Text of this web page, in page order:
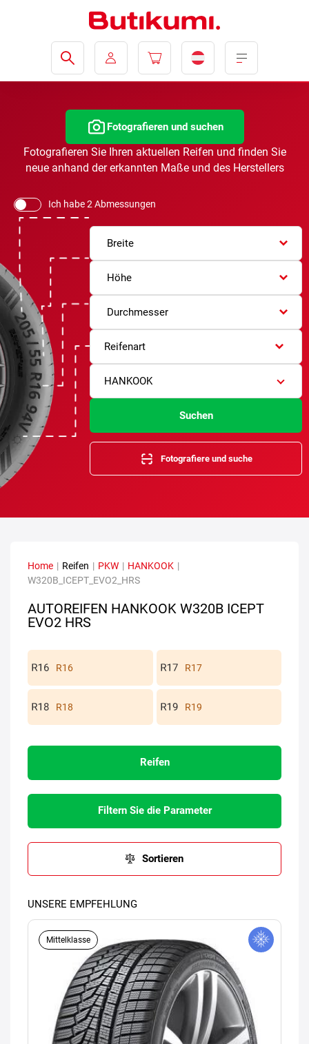
Fotografieren und suchen
Fotografieren Sie Ihren aktuellen Reifen und finden Sie
neue anhand der erkannten Maße und des Herstellers
Ich habe 2 Abmessungen
Breite
Höhe
Durchmesser
Reifenart
HANKOOK
Suchen
Fotografiere und suche
Home | Reifen | PKW | HANKOOK |
W320B_ICEPT_EVO2_HRS
AUTOREIFEN HANKOOK W320B ICEPT
EVO2 HRS
R16 R17
R18 R19
Reifen
Filtern Sie die Parameter
Sortieren
UNSERE EMPFEHLUNG
Mittelklasse